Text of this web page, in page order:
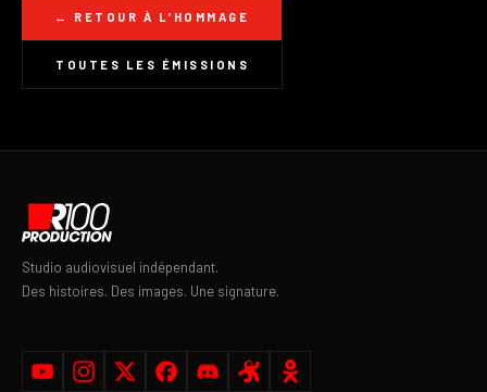
← RETOUR À L'HOMMAGE
TOUTES LES ÉMISSIONS
Studio audiovisuel indépendant.
Des histoires. Des images. Une signature.